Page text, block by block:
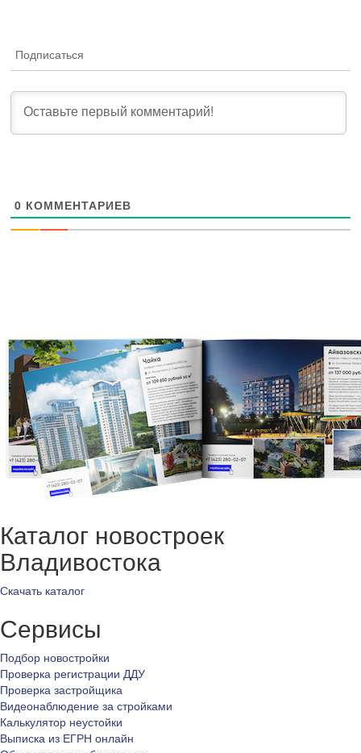
Подписаться
0 КОММЕНТАРИЕВ
Каталог новостроек
Владивостока
Скачать каталог
Сервисы
Подбор новостройки
Проверка регистрации ДДУ
Проверка застройщика
Видеонаблюдение за стройками
Калькулятор неустойки
Выписка из ЕГРН онлайн